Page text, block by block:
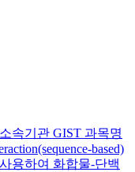
속기관 GIST 과목명
based)
용하여 화합물-단백